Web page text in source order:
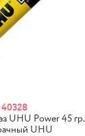
40328
UHU Power 45 гр.
UHU